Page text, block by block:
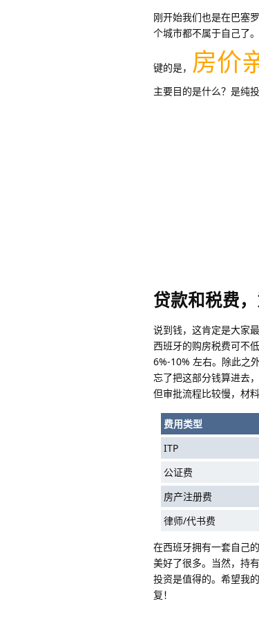
刚开始我们也是在巴塞
个城市都不属于自己了
键的是， 房价
主要目的是什么？是纯
贷款和税费
说到钱，这肯定是大家
西班牙的购房税费可不
6%-10% 左右。除此之
忘了把这部分钱算进去
但审批流程比较慢，材
费用类型
ITP
公证费
房产注册费
律师/代书费
在西班牙拥有一套自己
美好了很多。当然，持
投资是值得的。希望我
复！